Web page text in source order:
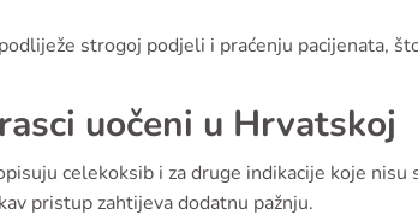
strogoj podjeli i praćenju pacijenata,
uočeni u Hrvatskoj
celekoksib i za druge indikacije koje
pristup zahtijeva dodatnu pažnju.